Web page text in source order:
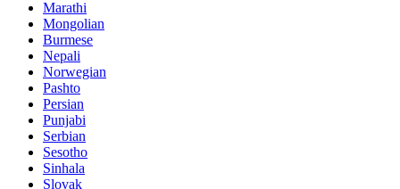
Marathi
Mongolian
Burmese
Nepali
Norwegian
Pashto
Persian
Punjabi
Serbian
Sesotho
Sinhala
Slovak